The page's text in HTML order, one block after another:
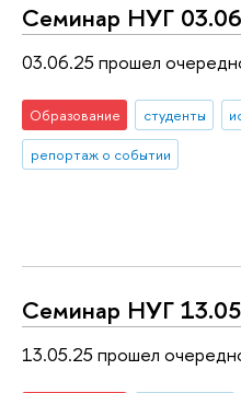
Семинар НУГ
03.06.25 прошел
Образование студенты
репортаж о событии
Семинар НУГ
13.05.25 прошел